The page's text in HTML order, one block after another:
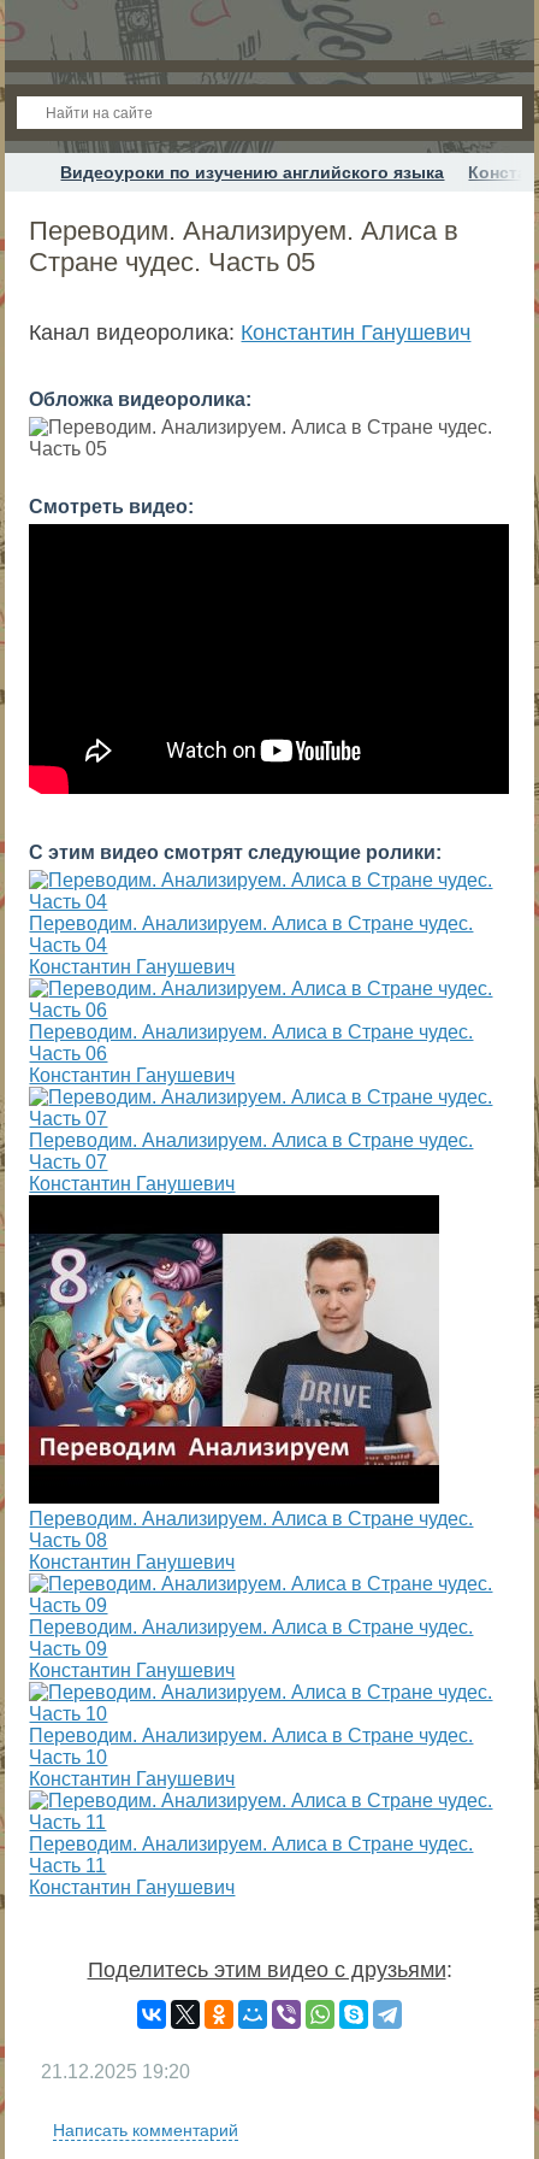
Видеоуроки по изучению английского языка
Переводим. Анализируем. Алиса в
Стране чудес. Часть 05
Канал видеоролика: Константин Ганушевич
Обложка видеоролика:
Смотреть видео:
С этим видео смотрят следующие ролики:
Переводим. Анализируем. Алиса в Стране чудес.
Часть 04
Константин Ганушевич
Переводим. Анализируем. Алиса в Стране чудес.
Часть 06
Константин Ганушевич
Переводим. Анализируем. Алиса в Стране чудес.
Часть 07
Константин Ганушевич
Переводим. Анализируем. Алиса в Стране чудес.
Часть 08
Константин Ганушевич
Переводим. Анализируем. Алиса в Стране чудес.
Часть 09
Константин Ганушевич
Переводим. Анализируем. Алиса в Стране чудес.
Часть 10
Константин Ганушевич
Переводим. Анализируем. Алиса в Стране чудес.
Часть 11
Константин Ганушевич
Поделитесь этим видео с друзьями:
21.12.2025 19:20
Написать комментарий